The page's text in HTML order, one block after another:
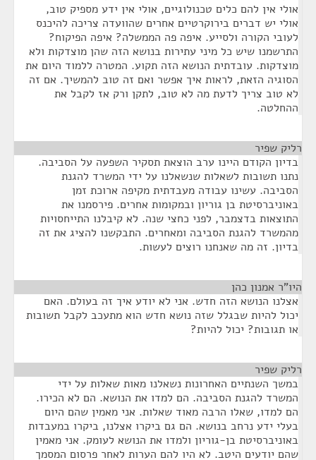
אולי אין להם כלים טכנולוגיים, אולי אין ידע מספיק טוב,
אולי יש דברים בירוקרטיים אחרים שהוועדה צריכה להיכנס
לעובי הקורה ולסייע. איפה פה הממשלה? איפה הפיקוח?
התרשמנו שיש כל מיני עתירות בנושא הזה שהן מוצדקות ולא
מוצדקות. עובדתית הנושא הזה תקוע. המטרה ללמוד היום את
הסוגיה הזאת, לראות איך אפשר ואם זה טוב להמשיך. אם זה
לא טוב צריך לדעת מה לא טוב, לתקן ורק אז לקבל את
ההחלטה.
רליק שפיר
בדיון הקודם היינו ערב הוצאת תסקיר השפעה על הסביבה.
נתנו תשובות לשאלות שנשאלנו על ידי המשרד להגנת
הסביבה. עשינו עבודה מעבדתית מקיפה ארוכת זמן
באוניברסיטת בן גוריון ובמקומות אחרים. פירסמנו את
התוצאות בדצמבר, לפני כחצי שנה. לא קיבלנו התייחסויות
מהמשרד להגנת הסביבה ומאחרים. התבקשנו להציג את זה
בדיון. זה מה שאנחנו רוצים לעשות.
היו"ר אמנון כהן
אצלנו הנושא הזה חדש. אני לא יודע איך זה בעולם. האם
יכול להיות שבגלל שזה נושא חדש הוא מתעכב לקבל תשובות
או תגובות? יכול להיות?
רליק שפיר
במשך השנתיים האחרונות נשאלנו מאות שאלות על ידי
המשרד להגנת הסביבה. הם למדו את הנושא. הם לא הכירו.
הם למדו, שאלו הרבה מאוד שאלות. אני מאמין שהם היום
בעלי ידע נרחב בנושא. הם גם ביקרו אצלנו, ביקרו במעבדות
באוניברסיטת בן-גוריון ולמדו את הנושא לעומק. אני מאמין
שהם יודעים היטב. לא היו להם הערות לאחר פרסום המסמך